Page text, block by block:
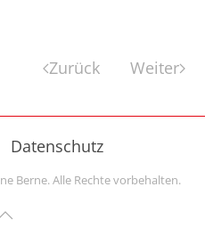
Zurück Weiter
Datenschutz
Berne. Alle Rechte vorbehalten.